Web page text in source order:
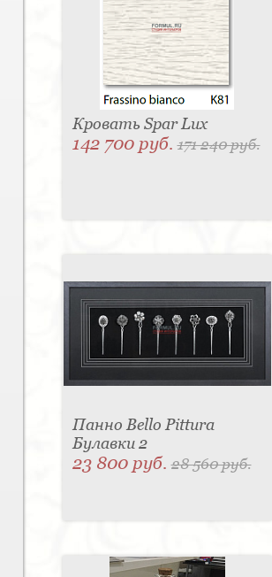
Кровать Spar Lux
142 700 руб.171 240 руб.
Панно Bello Pittura
Булавки 2
23 800 руб.28 560 руб.